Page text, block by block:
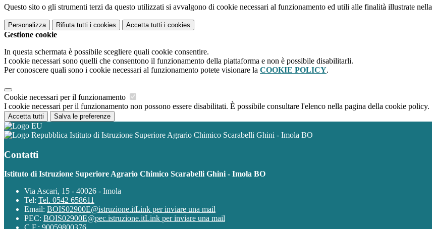
Questo sito o gli strumenti terzi da questo utilizzati si avvalgono di cookie necessari al funzionamento ed utili alle finalità illustrate nella
Personalizza Rifiuta tutti i cookies Accetta tutti i cookies
Gestione cookie
In questa schermata è possibile scegliere quali cookie consentire.
I cookie necessari sono quelli che consentono il funzionamento della piattaforma e non è possibile disabilitarli.
Per conoscere quali sono i cookie necessari al funzionamento potete visionare la COOKIE POLICY.
Cookie necessari per il funzionamento
I cookie necessari per il funzionamento non possono essere disabilitati. È possibile consultare l'elenco nella pagina della cookie policy.
Accetta tutti Salva le preferenze
Istituto di Istruzione Superiore Agrario Chimico Scarabelli Ghini - Imola BO
Contatti
Istituto di Istruzione Superiore Agrario Chimico Scarabelli Ghini - Imola BO
Via Ascari, 15 - 40026 - Imola
Tel: Tel. 0542 658611
Email: BOIS02900E@istruzione.itLink per inviare una mail
PEC: BOIS02900E@pec.istruzione.itLink per inviare una mail